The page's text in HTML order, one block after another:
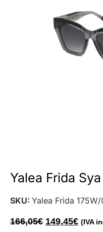
Yalea Frida
SKU: Yalea Frida
166,05€ 149,45€ (IVA